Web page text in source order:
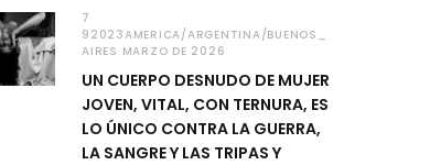
7
92023AMERICA/ARGENTINA/BUENOS_
AIRES MARZO DE 2026
UN CUERPO DESNUDO DE MUJER
JOVEN, VITAL, CON TERNURA, ES
LO ÚNICO CONTRA LA GUERRA,
LA SANGRE Y LAS TRIPAS Y